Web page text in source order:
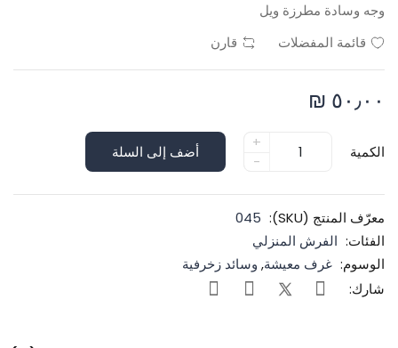
وجه وسادة مطرزة ويل
قائمة المفضلات
قارن
٥٠٫٠٠ ₪
الكمية
+
-
أضف إلى السلة
معرّف المنتج (SKU):
045
الفئات: الفرش المنزلي
الوسوم: غرف معيشة, وسائد زخرفية
شارك: